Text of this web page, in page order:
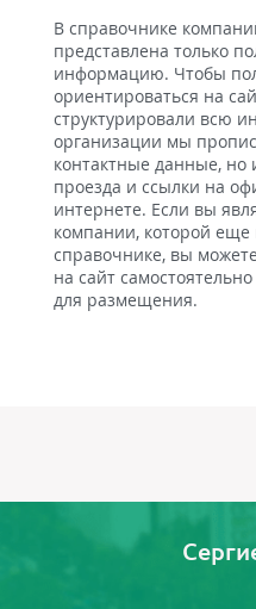
В справочнике
представлена только
информацию. Чтобы
ориентироваться на
структурировали всю
организации мы
контактные данные, но
проезда и ссылки на
интернете. Если вы
компании, которой
справочнике, вы
на сайт
для размещения.